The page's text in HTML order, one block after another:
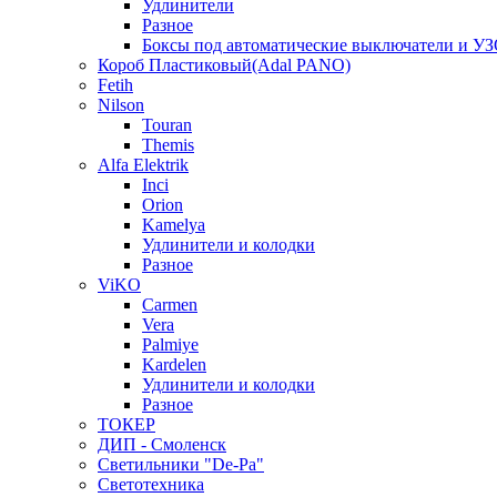
Удлинители
Разное
Боксы под автоматические выключатели и
Короб Пластиковый(Adal PANO)
Fetih
Nilson
Touran
Themis
Alfa Elektrik
Inci
Orion
Kamelya
Удлинители и колодки
Разное
ViKO
Carmen
Vera
Palmiye
Kardelen
Удлинители и колодки
Разное
ТОКЕР
ДИП - Смоленск
Светильники "De-Pa"
Светотехника